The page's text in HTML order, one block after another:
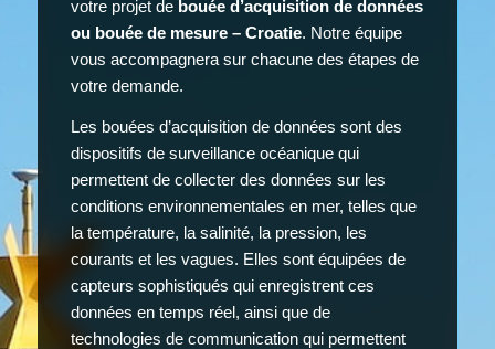
votre projet de bouée d’acquisition de données
ou bouée de mesure – Croatie. Notre équipe
vous accompagnera sur chacune des étapes de
votre demande.
Les bouées d’acquisition de données sont des
dispositifs de surveillance océanique qui
permettent de collecter des données sur les
conditions environnementales en mer, telles que
la température, la salinité, la pression, les
courants et les vagues. Elles sont équipées de
capteurs sophistiqués qui enregistrent ces
données en temps réel, ainsi que de
technologies de communication qui permettent